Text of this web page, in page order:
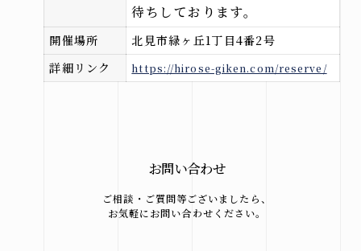
待ちしております。
開催場所
北見市緑ヶ丘1丁目4番2号
詳細リンク
https://hirose-giken.com/reserve/
お問い合わせ
ご相談・ご質問等ございましたら、
お気軽にお問い合わせください。